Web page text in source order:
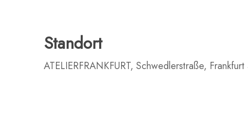
Standort
ATELIERFRANKFURT, Schwedlerstraße,